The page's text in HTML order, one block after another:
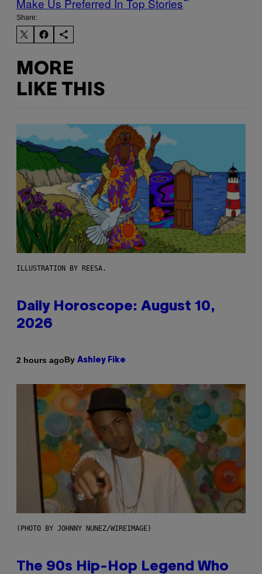
Make Us Preferred In Top Stories
Share:
MORE
LIKE THIS
ILLUSTRATION BY REESA.
Daily Horoscope: August 10,
2026
2 hours agoBy Ashley Fike
(PHOTO BY JOHNNY NUNEZ/WIREIMAGE)
The 90s Hip-Hop Legend Who